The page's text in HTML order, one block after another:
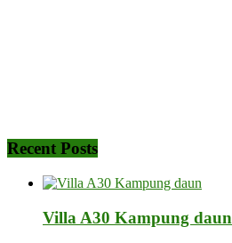
Recent Posts
Villa A30 Kampung daun